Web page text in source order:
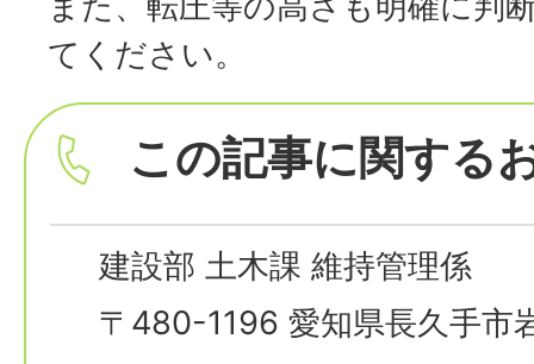
てください。
この記事に関する
建設部 土木課 維持管理係
〒480-1196 愛知県長久手市